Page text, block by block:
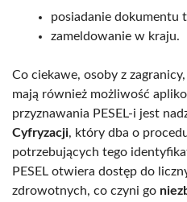
posiadanie dokumentu
zameldowanie w kraju.
Co ciekawe, osoby z
mają również możliwość
przyznawania PESEL-i jest
Cyfryzacji, który dba o
potrzebujących tego
PESEL otwiera dostęp do
zdrowotnych, co czyni go